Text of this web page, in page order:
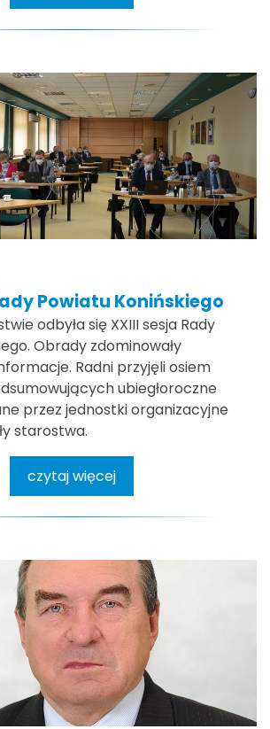
Powiatu Konińskiego
odbyła się XXIII sesja Rady
Obrady zdominowały
Radni przyjęli osiem
ubiegłoroczne
przez jednostki organizacyjne
starostwa.
czytaj więcej